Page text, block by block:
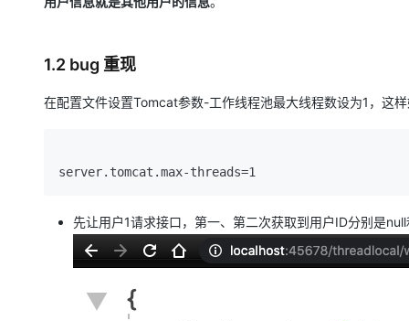
1.2 bug 重现
在配置文件设置Tomcat参数-工作线程池最大线程数设为1，这
server.tomcat.max-threads=1
先让用户1请求接口，第一、第二次获取到用户ID分别是